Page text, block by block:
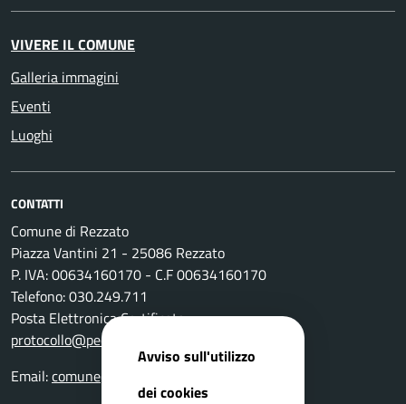
VIVERE IL COMUNE
Galleria immagini
Eventi
Luoghi
CONTATTI
Comune di Rezzato
Piazza Vantini 21 - 25086 Rezzato
P. IVA: 00634160170 - C.F 00634160170
Telefono: 030.249.711
Posta Elettronica Certificata:
protocollo@pec.comune.rezzato.bs.it
Email:comune@comune.rezzato.bs.it
Avviso sull'utilizzo
dei cookies